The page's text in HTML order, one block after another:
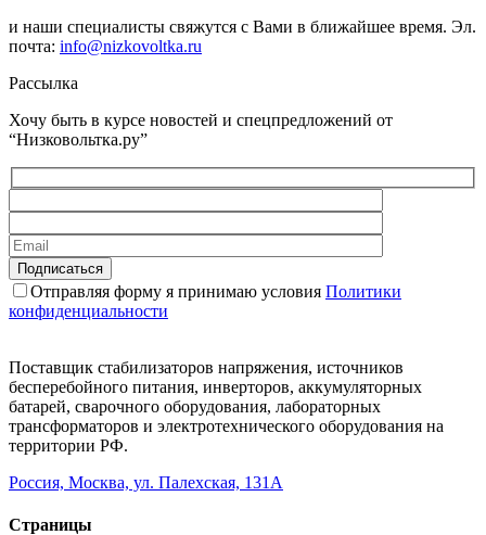
и наши специалисты свяжутся с Вами в ближайшее время. Эл.
почта: info@nizkovoltka.ru
Рассылка
Хочу быть в курсе новостей и спецпредложений от
“Низковольтка.ру”
Отправляя форму я принимаю условия Политики
конфиденциальности
Поставщик стабилизаторов напряжения, источников
бесперебойного питания, инверторов, аккумуляторных
батарей, сварочного оборудования, лабораторных
трансформаторов и электротехнического оборудования на
территории РФ.
Россия, Москва, ул. Палехская, 131А
Страницы